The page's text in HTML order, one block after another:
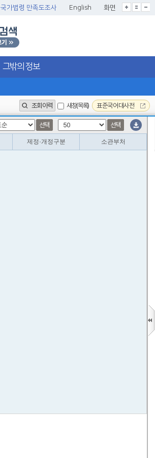
국가법령 만족도조사 English 화면
그밖의 정보
조회이력 새창(목록) 표준국어대사전
선택 선택
제정·개정구분 소관부처